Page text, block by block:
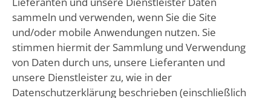
sammeln und verwenden, wenn Sie die Site
und/oder mobile Anwendungen nutzen. Sie
stimmen hiermit der Sammlung und Verwendung
von Daten durch uns, unsere Lieferanten und
unsere Dienstleister zu, wie in der
Datenschutzerklärung beschrieben (einschließlich